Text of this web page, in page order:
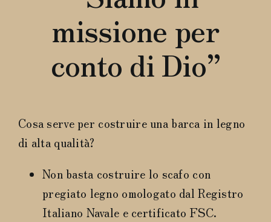
missione per
conto di Dio”
Cosa serve per costruire una barca in legno
di alta qualità?
Non basta costruire lo scafo con
pregiato legno omologato dal Registro
Italiano Navale e certificato FSC.